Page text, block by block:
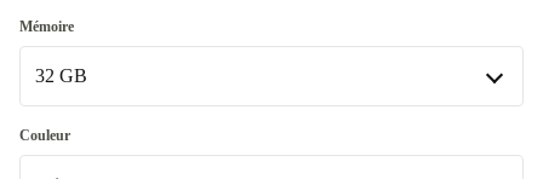
Optimale
Disponible dans d'autres variantes
Neuve
Mémoire
32 GB
32 GB
Couleur